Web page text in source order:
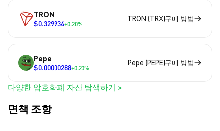
TRON
$0.329934+0.20%
TRON (TRX)구매 방법
Pepe
$0.00000288+0.20%
Pepe (PEPE)구매 방법
다양한 암호화폐 자산 탐색하기 >
면책 조항